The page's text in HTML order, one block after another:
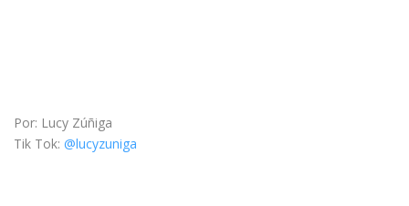
Por: Lucy Zúñiga
Tik Tok: @lucyzuniga